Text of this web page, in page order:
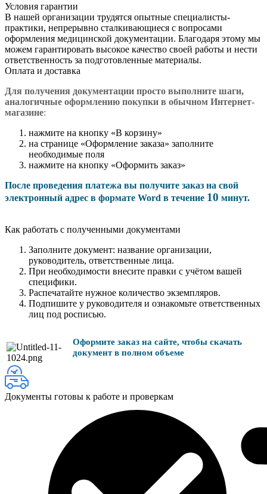
Условия гарантии
В нашей организации трудятся опытные специалисты-
практики, непрерывно сталкивающиеся с вопросами
оформления медицинской документации. Благодаря этому мы
можем гарантировать высокое качество своей работы и нести
ответственность за подготовленные материалы.
Оплата и доставка
Для получения документации просто выполните шаги,
аналогичные оформлению покупки в обычном Интернет-
магазине:
нажмите на кнопку «В корзину»
на странице «Оформление заказа» заполните
необходимые поля
нажмите на кнопку «Оформить заказ»
После проведения платежа вы получите заказ на свой
электронный адрес в формате Word в течение 10 минут.
Как работать с полученными документами
Заполните документ: название организации,
руководитель, ответственные лица.
При необходимости внесите правки с учётом вашей
специфики.
Распечатайте нужное количество экземпляров.
Подпишите у руководителя и ознакомьте ответственных
лиц под росписью.
Оформите заказ на сайте, чтобы скачать
документ в полном объеме
Документы готовы к работе и проверкам